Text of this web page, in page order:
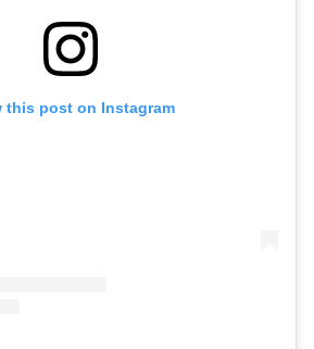
this post on Instagram